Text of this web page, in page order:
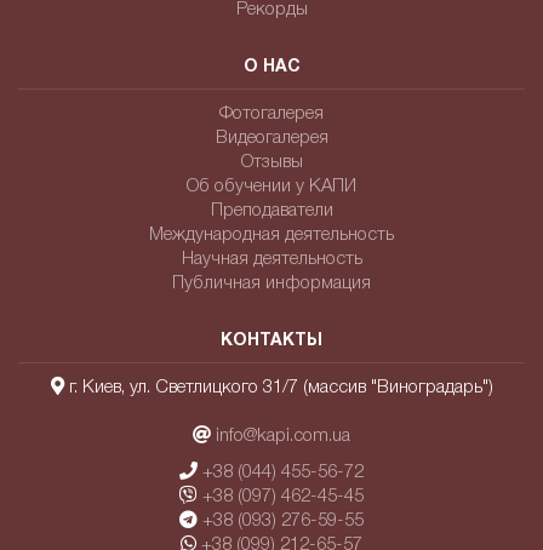
Рекорды
О НАС
Фотогалерея
Видеогалерея
Отзывы
Об обучении у КАПИ
Преподаватели
Международная деятельность
Научная деятельность
Публичная информация
КОНТАКТЫ
г. Киев, ул. Светлицкого 31/7 (массив "Виноградарь")
info@kapi.com.ua
+38 (044) 455-56-72
+38 (097) 462-45-45
+38 (093) 276-59-55
+38 (099) 212-65-57